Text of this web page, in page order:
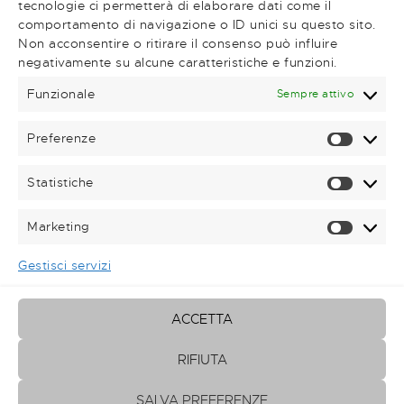
tecnologie ci permetterà di elaborare dati come il
comportamento di navigazione o ID unici su questo sito.
Non acconsentire o ritirare il consenso può influire
negativamente su alcune caratteristiche e funzioni.
Funzionale
Sempre attivo
Preferenze
Statistiche
Marketing
Gestisci servizi
ACCETTA
RIFIUTA
SALVA PREFERENZE
Very Important Links
Shop
Magazine
+39 0781.62719
09013 Carbonia SU